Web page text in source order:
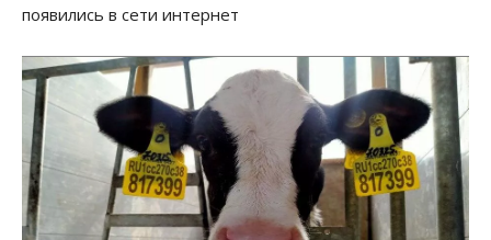
появились в сети интернет